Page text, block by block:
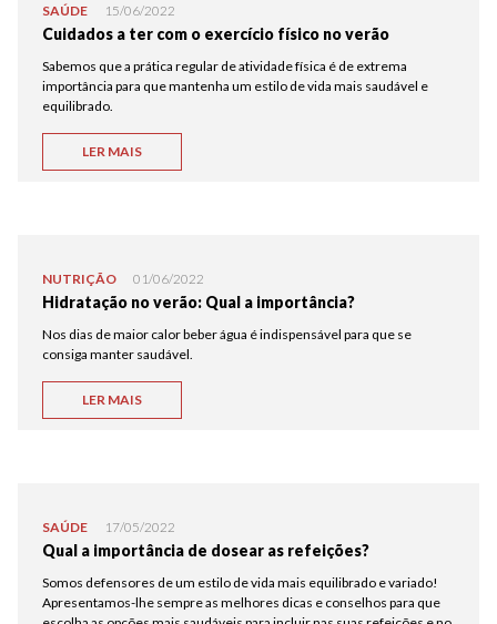
SAÚDE 15/06/2022
Cuidados a ter com o exercício físico no verão
Sabemos que a prática regular de atividade física é de extrema
importância para que mantenha um estilo de vida mais saudável e
equilibrado.
LER MAIS
NUTRIÇÃO 01/06/2022
Hidratação no verão: Qual a importância?
Nos dias de maior calor beber água é indispensável para que se
consiga manter saudável.
LER MAIS
SAÚDE 17/05/2022
Qual a importância de dosear as refeições?
Somos defensores de um estilo de vida mais equilibrado e variado!
Apresentamos-lhe sempre as melhores dicas e conselhos para que